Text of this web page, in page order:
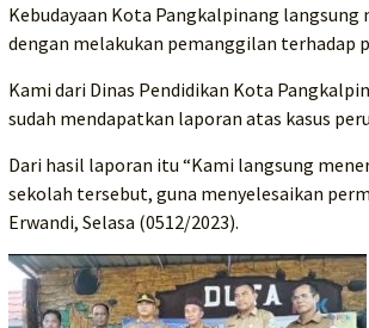
Kebudayaan Kota Pangkalpinang langsung
dengan melakukan pemanggilan terhadap
Kami dari Dinas Pendidikan Kota
sudah mendapatkan laporan atas kasus
Dari hasil laporan itu “Kami langsung
sekolah tersebut, guna menyelesaikan
Erwandi, Selasa (0512/2023).